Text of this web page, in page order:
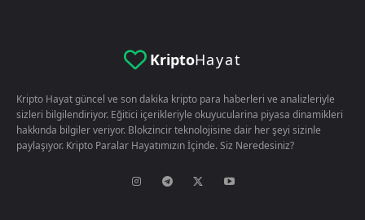
KriptoHayat
Kripto Hayat güncel ve son dakika kripto para haberleri ve analizleriyle
sizleri bilgilendiriyor. Eğitici içerikleriyle okuyucularina piyasa dinamikleri
hakkında bilgiler veriyor. Blokzincir teknolojisine dair her şeyi sizinle
paylaşıyor. Kripto Paralar Hayatımızın İçinde. Siz Neredesiniz?